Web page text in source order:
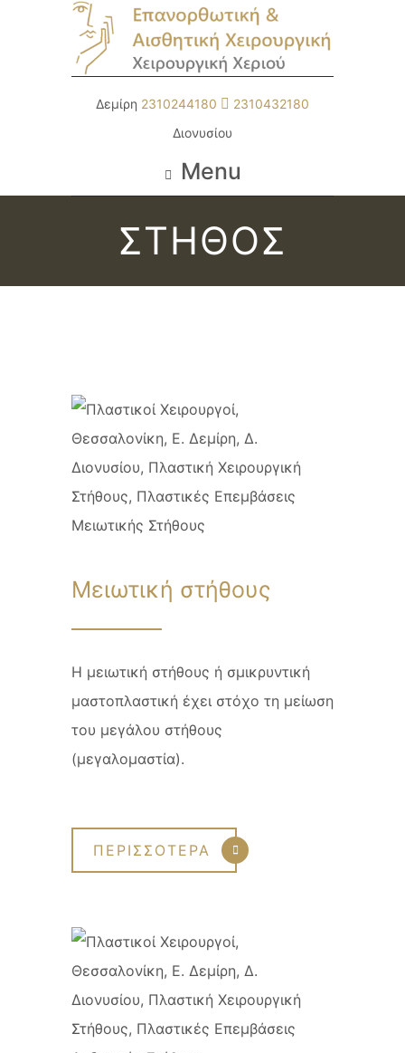
Δεμίρη 2310244180
2310432180
Διονυσίου
Menu
ΣΤΗΘΟΣ
Μειωτική στήθους
Η μειωτική στήθους ή σμικρυντική
μαστοπλαστική έχει στόχο τη μείωση
του μεγάλου στήθους
(μεγαλομαστία).
ΠΕΡΙΣΣΟΤΕΡΑ